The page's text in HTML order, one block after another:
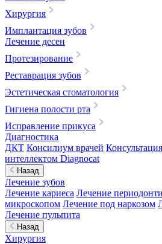
Хирургия
Имплантация зубов
Лечение десен
Протезирование
Реставрация зубов
Эстетическая стоматология
Гигиена полости рта
Исправление прикуса
Диагностика
ДКТ Консилиум врачей
интеллектом Diagnocat
Назад
Лечение зубов
Лечение кариеса Лечение
микроскопом Лечение под наркозом
Лечение пульпита
Назад
Хирургия